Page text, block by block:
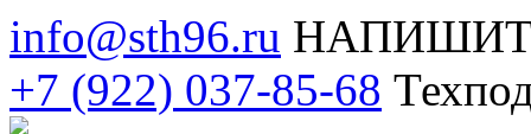
info@sth96.ru
+7 (922) 037-85-68